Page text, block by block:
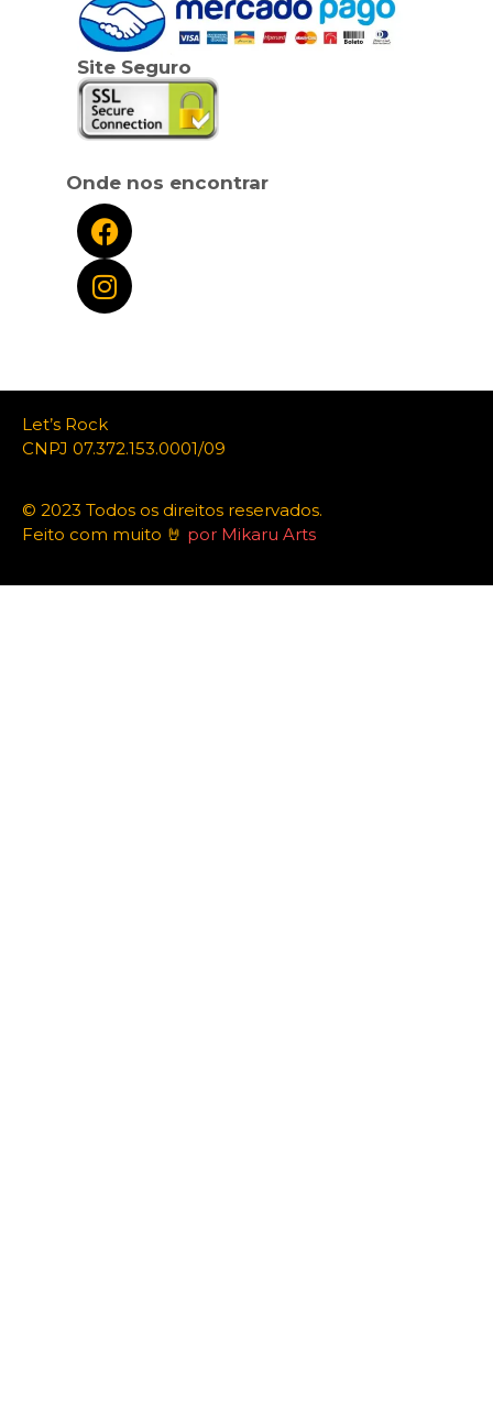
Site Seguro
Onde nos encontrar
Let’s Rock
CNPJ 07.372.153.0001/09
© 2023 Todos os direitos reservados.
Feito com muito 🤘 por Mikaru Arts